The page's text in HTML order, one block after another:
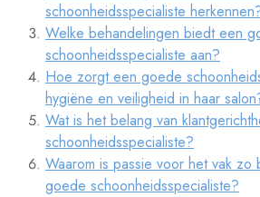
schoonheidsspecialiste
Welke behandelingen biedt een
schoonheidsspecialiste aan?
Hoe zorgt een goede
hygiëne en veiligheid in haar
Wat is het belang van
schoonheidsspecialiste?
Waarom is passie voor het vak zo
goede schoonheidsspecialiste?